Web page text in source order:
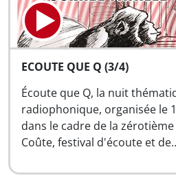
ECOUTE QUE Q (3/4)
Écoute que Q, la nuit
radiophonique, organisée le
dans le cadre de la
Coûte, festival d'écoute et